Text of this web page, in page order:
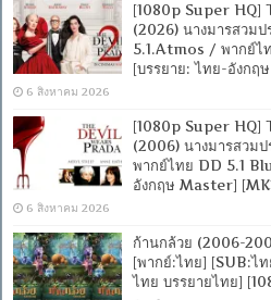
[1080p Super HQ]
(2026) นางมารสวมป
5.1.Atmos / พากย์ไ
[บรรยาย: ไทย-อังกฤ
6 สิงหาคม 2026
[1080p Super HQ]
(2006) นางมารสวมป
พากย์ไทย DD 5.1
อังกฤษ Master]
6 สิงหาคม 2026
ก้านกล้วย (2006-
[พากย์:ไทย] [SUB:ไ
ไทย บรรยายไทย]